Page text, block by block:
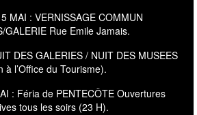
MAI : VERNISSAGE COMMUN
GALERIE Rue Emile Jamais.
DES GALERIES / NUIT DES MUSEES
à l’Office du Tourisme).
: Féria de PENTECÔTE Ouvertures
tous les soirs (23 H).